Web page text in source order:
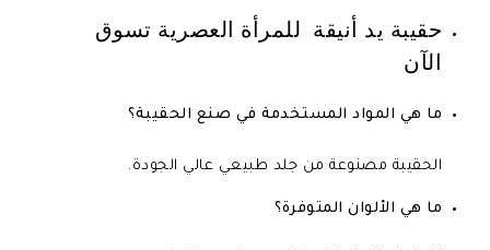
حقيبة يد أنيقة للمرأة العصرية تسوق
الآن
ما هي المواد المستخدمة في صنع الحقيبة؟
الحقيبة مصنوعة من جلد طبيعي عالي الجودة.
ما هي الألوان المتوفرة؟